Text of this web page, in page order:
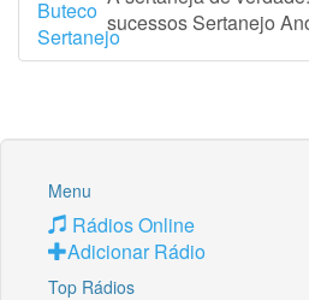
sucessos Sertanejo
Menu
Rádios Online
Adicionar Rádio
Top Rádios